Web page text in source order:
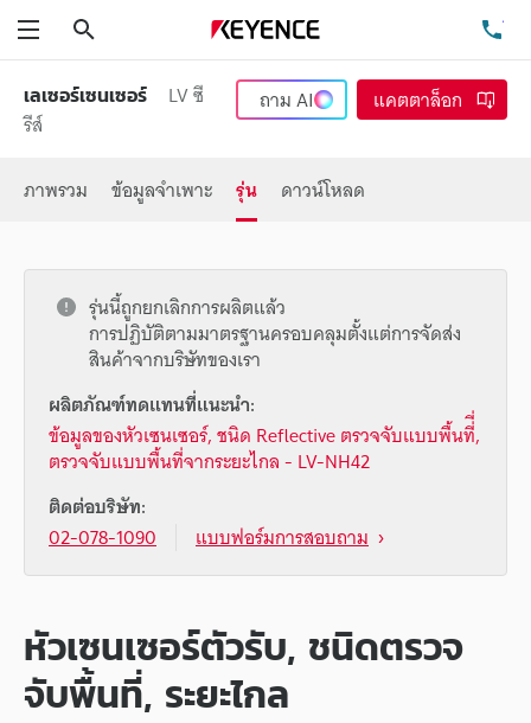
เลเซอร์เซนเซอร์
LV ซี
รีส์
ถามAI แคตตาล็อก
ภาพรวม ข้อมูลจำเพาะ รุ่น ดาวน์โหลด
รุ่นนี้ถูกยกเลิกการผลิตแล้ว
การปฏิบัติตามมาตรฐานครอบคลุมตั้งแต่การจัดส่ง
สินค้าจากบริษัทของเรา
ผลิตภัณฑ์ทดแทนที่แนะนำ:
ข้อมูลของหัวเซนเซอร์, ชนิด Reflective ตรวจจับแบบพื้นที่ี่,
ตรวจจับแบบพื้นที่จากระยะไกล - LV-NH42
ติดต่อบริษัท:
02-078-1090
แบบฟอร์มการสอบถาม
หัวเซนเซอร์ตัวรับ, ชนิดตรวจ
จับพื้นที่, ระยะไกล